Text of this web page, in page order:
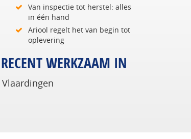
Van inspectie tot herstel: alles
in één hand
Ariool regelt het van begin tot
oplevering
RECENT WERKZAAM IN
Vlaardingen